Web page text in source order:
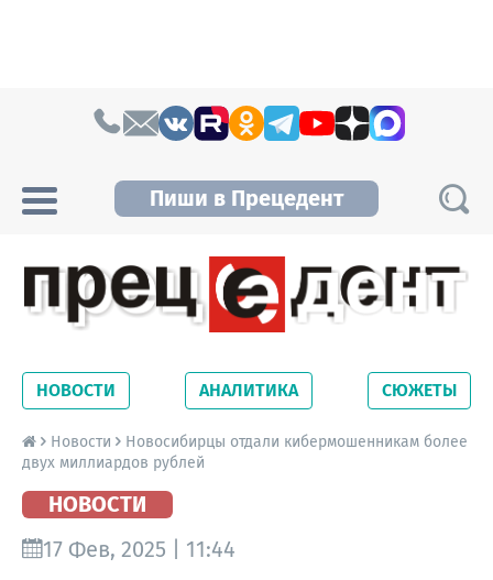
Пиши в Прецедент
Новосибирской области. Читайте свежие
новости на сайте сетевого издания
Precedent.
НОВОСТИ АНАЛИТИКА СЮЖЕТЫ
Новости
Новосибирцы отдали кибермошенникам более
двух миллиардов рублей
НОВОСТИ
17 Фев, 2025 | 11:44